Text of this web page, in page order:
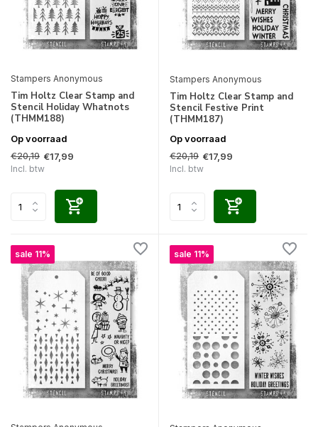
Stampers Anonymous
Tim Holtz Clear Stamp and
Stencil Holiday Whatnots
(THMM188)
Op voorraad
€20,19 €17,99
Incl. btw
Stampers Anonymous
Tim Holtz Clear Stamp and
Stencil Festive Print
(THMM187)
Op voorraad
€20,19 €17,99
Incl. btw
sale 11% sale 11%